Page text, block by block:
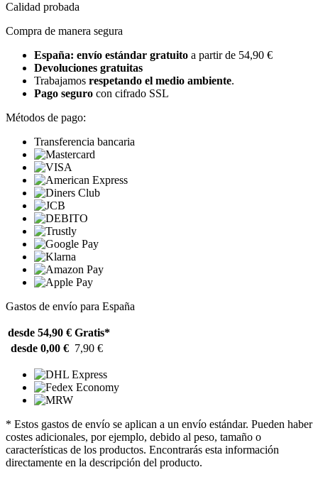
Calidad probada
Compra de manera segura
España: envío estándar gratuito a partir de 54,90 €
Devoluciones gratuitas
Trabajamos respetando el medio ambiente.
Pago seguro con cifrado SSL
Métodos de pago:
Transferencia bancaria
Gastos de envío para España
desde 54,90 € Gratis*
desde 0,00 € 7,90 €
* Estos gastos de envío se aplican a un envío estándar. Pueden haber
costes adicionales, por ejemplo, debido al peso, tamaño o
características de los productos. Encontrarás esta información
directamente en la descripción del producto.